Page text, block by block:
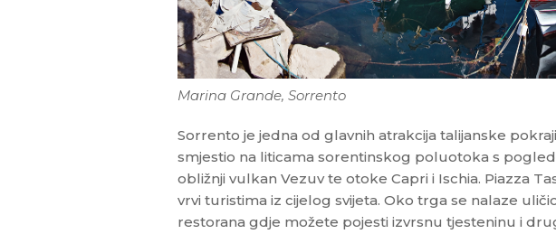
Marina Grande, Sorrento
Sorrento je jedna od glavnih atrakcija talijanske
smjestio na liticama sorentinskog poluotoka s
obližnji vulkan Vezuv te otoke Capri i Ischia. Piazza
vrvi turistima iz cijelog svijeta. Oko trga se nalaze
restorana gdje možete pojesti izvrsnu tjesteninu i